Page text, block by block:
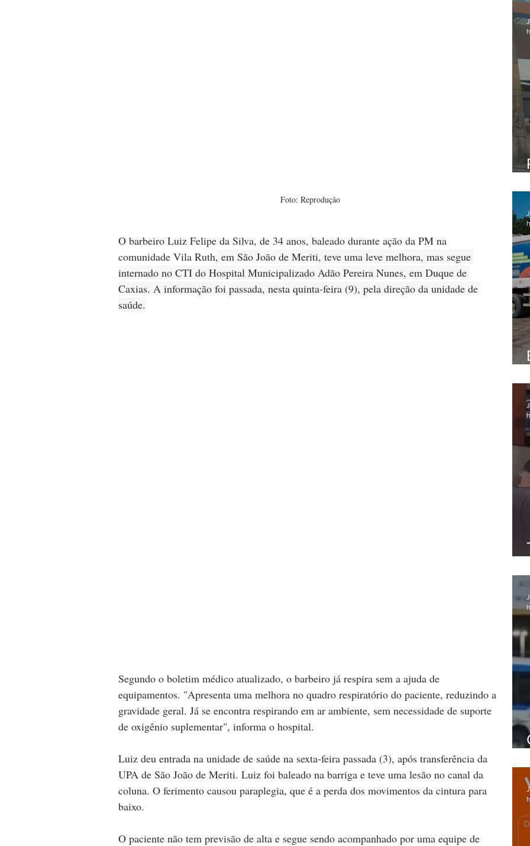
Foto: Reprodução
O barbeiro Luiz Felipe da Silva, de 34 anos, baleado durante ação da PM na
comunidade Vila Ruth, em São João de Meriti, teve uma leve melhora, mas segue
internado no CTI do Hospital Municipalizado Adão Pereira Nunes, em Duque de
Caxias. A informação foi passada, nesta quinta-feira (9), pela direção da unidade de
saúde.
Segundo o boletim médico atualizado, o barbeiro já respira sem a ajuda de
equipamentos. "Apresenta uma melhora no quadro respiratório do paciente, reduzindo a
gravidade geral. Já se encontra respirando em ar ambiente, sem necessidade de suporte
de oxigênio suplementar", informa o hospital.
Luiz deu entrada na unidade de saúde na sexta-feira passada (3), após transferência da
UPA de São João de Meriti. Luiz foi baleado na barriga e teve uma lesão no canal da
coluna. O ferimento causou paraplegia, que é a perda dos movimentos da cintura para
baixo.
O paciente não tem previsão de alta e segue sendo acompanhado por uma equipe de